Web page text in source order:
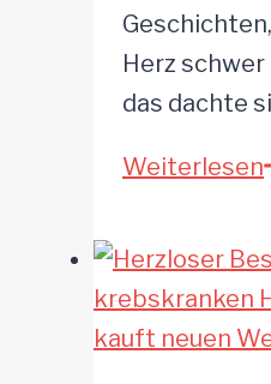
Herz schwer
das dachte
Weiterlesen